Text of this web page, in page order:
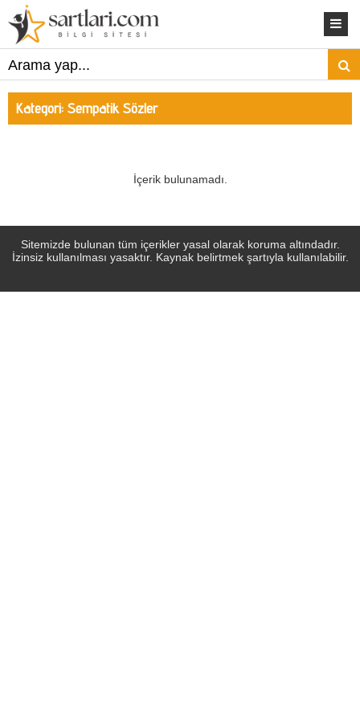
Kategori: Sempatik Sözler
İçerik bulunamadı.
Sitemizde bulunan tüm içerikler yasal olarak koruma altındadır.
İzinsiz kullanılması yasaktır. Kaynak belirtmek şartıyla kullanılabilir.